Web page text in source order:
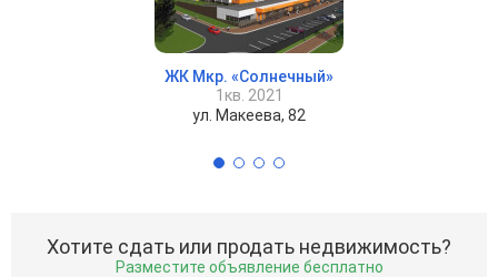
ЖК Мкр. «Солнечный»
1кв. 2021
ул. Макеева, 82
Хотите сдать или продать недвижимость?
Разместите объявление бесплатно